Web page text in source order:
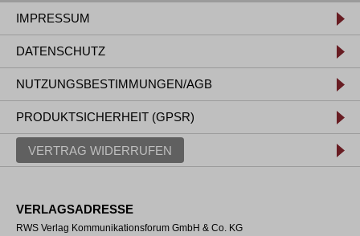
IMPRESSUM
DATENSCHUTZ
NUTZUNGSBESTIMMUNGEN/AGB
PRODUKTSICHERHEIT (GPSR)
VERTRAG WIDERRUFEN
VERLAGSADRESSE
RWS Verlag Kommunikationsforum GmbH & Co. KG